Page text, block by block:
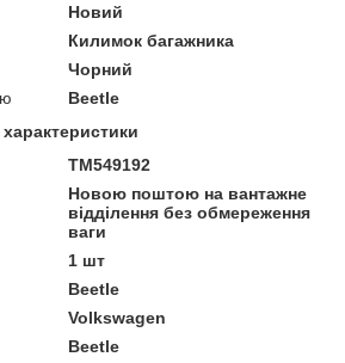
Новий
Килимок багажника
Чорний
Beetle
TM549192
Новою поштою на вантажне
відділення без обмереження
ваги
1 шт
Beetle
Volkswagen
Beetle